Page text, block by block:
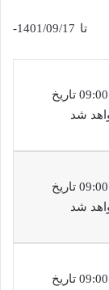
مهلت ثبت نام/ویرایش از 1401/08/14-09:00 تا 1401/09/17-
ثبت نام از ساعت 09:00 تاریخ
ثبت نام از ساعت 09:00 تاریخ
ثبت نام از ساعت 09:00 تاریخ